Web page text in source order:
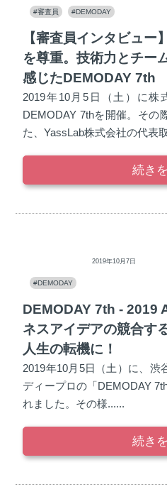
#審査員 #DEMODAY
【審査員インタビュー
を尊重。技術力とチー
感じたDEMODAY 7th
2019年10月5日（土）に株
DEMODAY 7thを開催。その
た、YassLab株式会社の代表
続き
2019年10月7日
#DEMODAY
DEMODAY 7th - 2019
ネスアイデアの競合す
人生の転機に！
2019年10月5日（土）に、渋
ディープロの「DEMODAY
れました。その様......
続き